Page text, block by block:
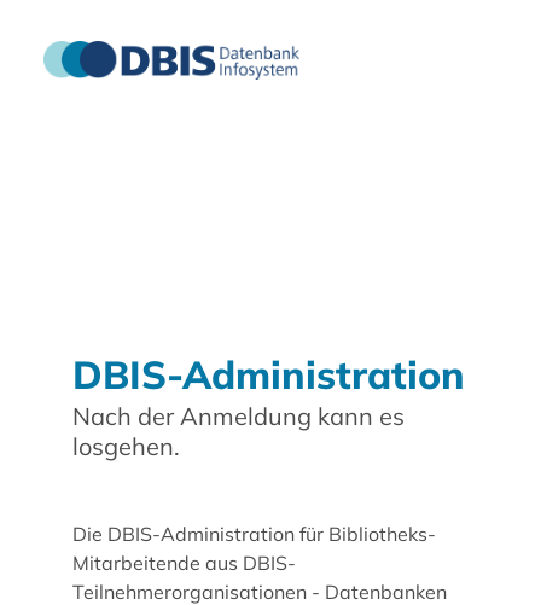
DBIS-Administration
Nach der Anmeldung kann es
losgehen.
Die DBIS-Administration für Bibliotheks-
Mitarbeitende aus DBIS-
Teilnehmerorganisationen - Datenbanken